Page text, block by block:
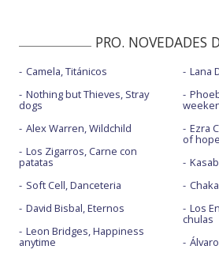
PRO. NOVEDADES
Camela, Titánicos
Nothing but Thieves, Stray
dogs
Alex Warren, Wildchild
Los Zigarros, Carne con
patatas
Soft Cell, Danceteria
David Bisbal, Eternos
Leon Bridges, Happiness
anytime
Lana
Ezra
of hope
Los
chulas